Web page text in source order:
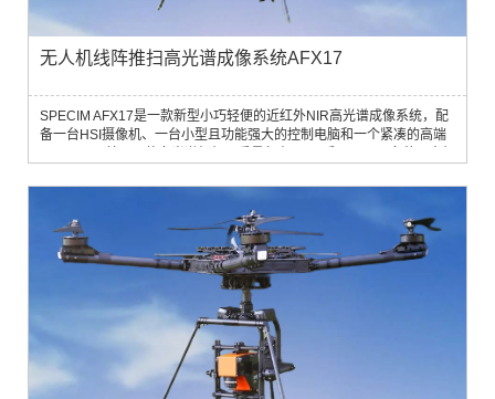
无人机线阵推扫高光谱成像系统AFX17
SPECIM AFX17是一款新型小巧轻便的近红外NIR高光谱成像系统，配
备一台HSI摄像机、一台小型且功能强大的控制电脑和一个紧凑的高端